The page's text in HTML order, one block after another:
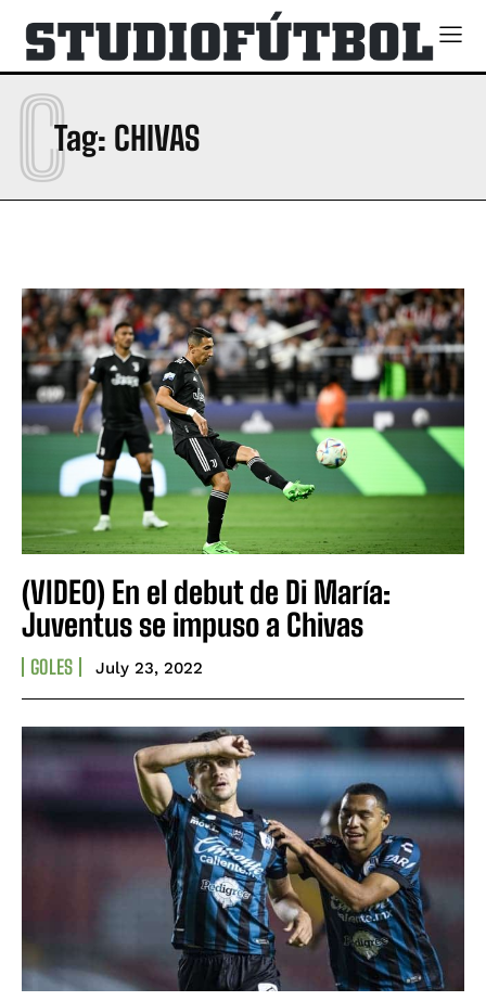
Tag: CHIVAS
C
(VIDEO) En el debut de Di María:
Juventus se impuso a Chivas
GOLES July 23, 2022